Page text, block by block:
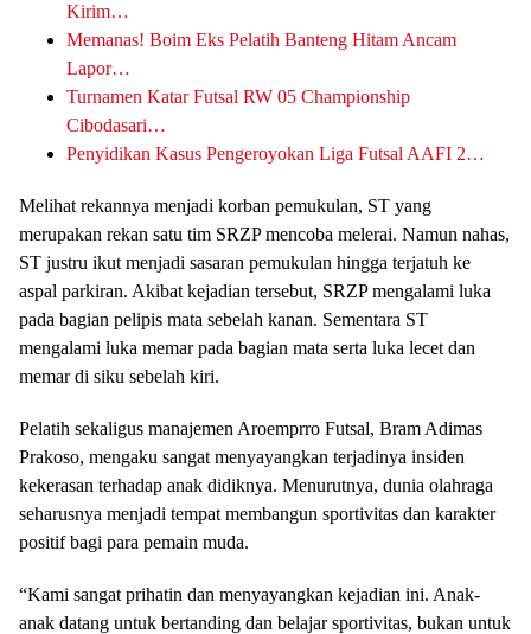
Kirim…
Memanas! Boim Eks Pelatih Banteng Hitam Ancam
Lapor…
Turnamen Katar Futsal RW 05 Championship
Cibodasari…
Penyidikan Kasus Pengeroyokan Liga Futsal AAFI 2…
Melihat rekannya menjadi korban pemukulan, ST yang
merupakan rekan satu tim SRZP mencoba melerai. Namun nahas,
ST justru ikut menjadi sasaran pemukulan hingga terjatuh ke
aspal parkiran. Akibat kejadian tersebut, SRZP mengalami luka
pada bagian pelipis mata sebelah kanan. Sementara ST
mengalami luka memar pada bagian mata serta luka lecet dan
memar di siku sebelah kiri.
Pelatih sekaligus manajemen Aroemprro Futsal, Bram Adimas
Prakoso, mengaku sangat menyayangkan terjadinya insiden
kekerasan terhadap anak didiknya. Menurutnya, dunia olahraga
seharusnya menjadi tempat membangun sportivitas dan karakter
positif bagi para pemain muda.
“Kami sangat prihatin dan menyayangkan kejadian ini. Anak-
anak datang untuk bertanding dan belajar sportivitas, bukan untuk